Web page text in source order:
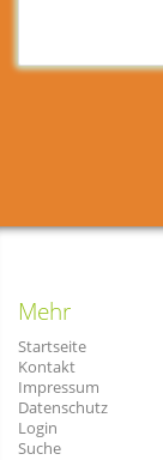
Mehr
Startseite
Kontakt
Impressum
Datenschutz
Login
Suche